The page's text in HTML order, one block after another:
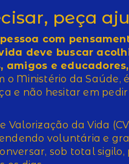
peça
com
deve buscar
amigos e
o Ministério da
e não hesitar em
Valorização da Vida
voluntária e
sob total